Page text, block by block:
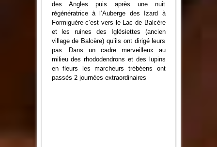
des Angles puis après une nuit
régénératrice à l’Auberge des Izard à
Formiguère c’est vers le Lac de Balcère
et les ruines des Iglésiettes (ancien
village de Balcère) qu’ils ont dirigé leurs
pas. Dans un cadre merveilleux au
milieu des rhododendrons et des lupins
en fleurs les marcheurs trébéens ont
passés 2 journées extraordinaires